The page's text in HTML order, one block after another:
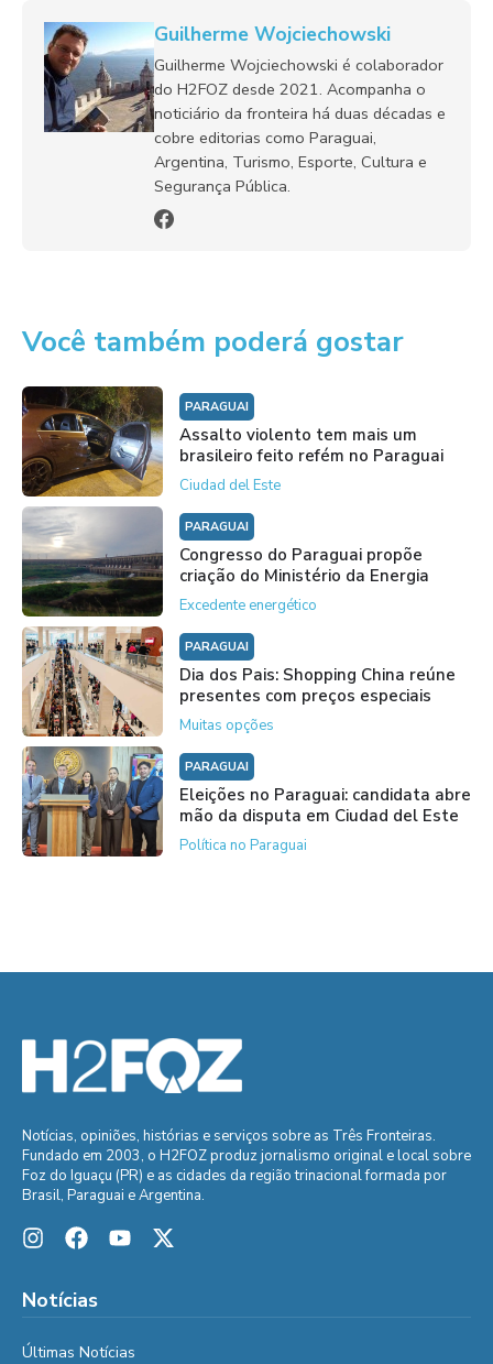
Guilherme Wojciechowski
Guilherme Wojciechowski é colaborador
do H2FOZ desde 2021. Acompanha o
noticiário da fronteira há duas décadas e
cobre editorias como Paraguai,
Argentina, Turismo, Esporte, Cultura e
Segurança Pública.
Você também poderá gostar
PARAGUAI
Assalto violento tem mais um
brasileiro feito refém no Paraguai
Ciudad del Este
PARAGUAI
Congresso do Paraguai propõe
criação do Ministério da Energia
Excedente energético
PARAGUAI
Dia dos Pais: Shopping China reúne
presentes com preços especiais
Muitas opções
PARAGUAI
Eleições no Paraguai: candidata abre
mão da disputa em Ciudad del Este
Política no Paraguai
Notícias, opiniões, histórias e serviços sobre as Três Fronteiras.
Fundado em 2003, o H2FOZ produz jornalismo original e local sobre
Foz do Iguaçu (PR) e as cidades da região trinacional formada por
Brasil, Paraguai e Argentina.
Notícias
Últimas Notícias